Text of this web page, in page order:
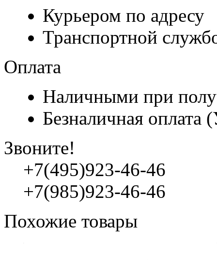
Курьером по адресу
Транспортной
Оплата
Наличными при
Безналичная
Звоните!
+7(495)923-46-46
+7(985)923-46-46
Похожие товары